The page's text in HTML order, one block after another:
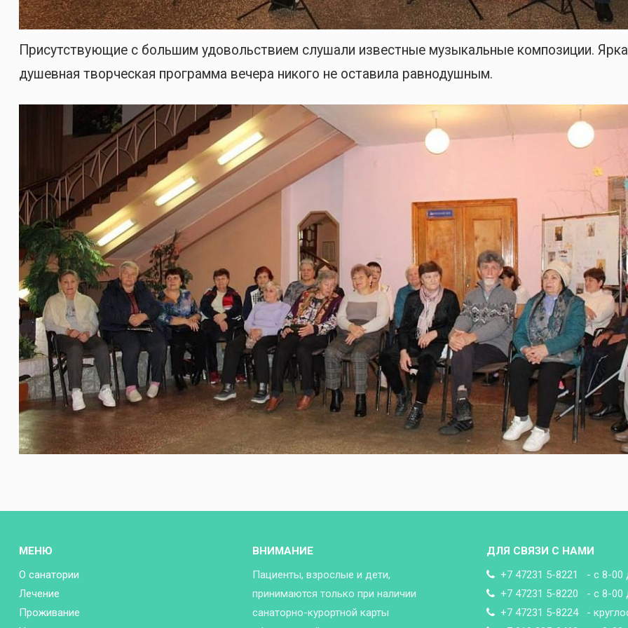
Присутствующие с большим удовольствием слушали известные музыкальные композиции.
душевная творческая программа вечера никого не оставила равнодушным.
МЕНЮ
О санатории
Лечение
Проживание
ВНИМАНИЕ
Пациенты, взрослые и дети,
принимаются только при наличии
санаторно-курортной карты
ДЛЯ СВЯЗИ С НАМИ
+7 47231 5-8221 - с 8-00
+7 47231 5-8220 - с 8-00
+7 47231 5-8224 -